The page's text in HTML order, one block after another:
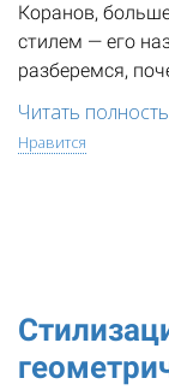
Коранов,
стилем — его
разберемся,
Читать
Нравится